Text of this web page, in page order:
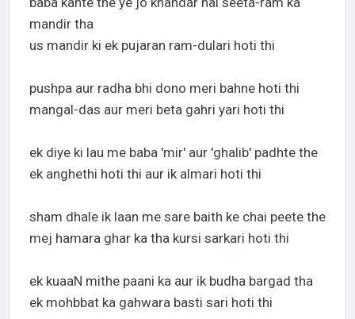
mandir tha
us mandir ki ek pujaran ram-dulari hoti thi
pushpa aur radha bhi dono meri bahne hoti thi
mangal-das aur meri beta gahri yari hoti thi
ek diye ki lau me baba 'mir' aur 'ghalib' padhte the
ek anghethi hoti thi aur ik almari hoti thi
sham dhale ik laan me sare baith ke chai peete the
mej hamara ghar ka tha kursi sarkari hoti thi
ek kuaaN mithe paani ka aur ik budha bargad tha
ek mohbbat ka gahwara basti sari hoti thi